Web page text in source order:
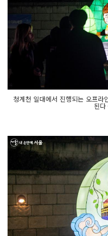
청계천 일대에서 진행되는 오프라
된